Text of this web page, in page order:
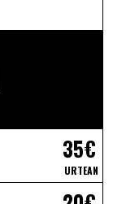
35€
URTEAN